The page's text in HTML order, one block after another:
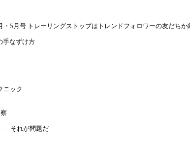
5月号 トレーリングストップはトレンドフォロワーの友だちか
手なずけ方
ニック
――それが問題だ